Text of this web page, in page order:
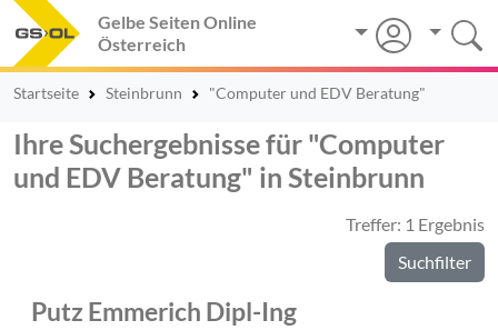
Gelbe Seiten Online
Österreich
Startseite Steinbrunn "Computer und EDV Beratung"
Ihre Suchergebnisse für "Computer
und EDV Beratung" in Steinbrunn
Treffer: 1 Ergebnis
Suchfilter
Putz Emmerich Dipl-Ing